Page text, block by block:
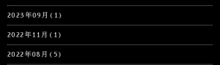
2023年09月(1)
2022年11月(1)
2022年08月(5)